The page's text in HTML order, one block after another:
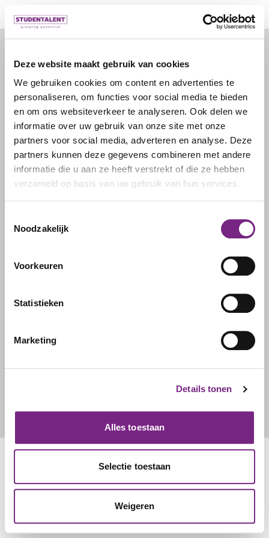
Deze website maakt gebruik van cookies
We gebruiken cookies om content en advertenties te
personaliseren, om functies voor social media te bieden
en om ons websiteverkeer te analyseren. Ook delen we
informatie over uw gebruik van onze site met onze
partners voor social media, adverteren en analyse. Deze
partners kunnen deze gegevens combineren met andere
informatie die u aan ze heeft verstrekt of die ze hebben
verzameld op basis van uw gebruik van hun services.
Noodzakelijk
Voorkeuren
Statistieken
Marketing
Details tonen
Alles toestaan
Selectie toestaan
Weigeren
© 2026 door studentalent.nl
IK ZOEK WERK
Inschrijven als uitzendkracht
IK ZOEK PERSONEEL
Inschrijven als werkgever
STUDENTALENT
010 270 7090